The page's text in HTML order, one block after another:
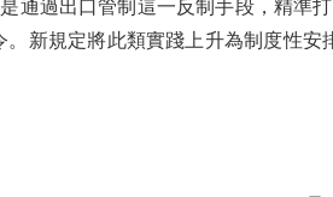
過出口管制這一反制手段，精準
新規定將此類實踐上升為制度性安